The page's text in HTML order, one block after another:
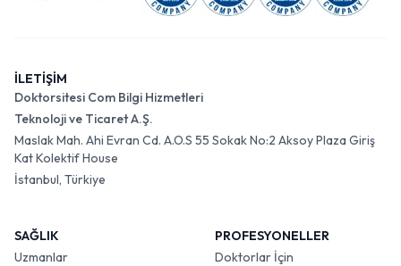
İLETİŞİM
Doktorsitesi Com Bilgi Hizmetleri
Teknoloji ve Ticaret A.Ş.
Maslak Mah. Ahi Evran Cd. A.O.S 55 Sokak No:2 Aksoy Plaza Giriş
Kat Kolektif House
İstanbul, Türkiye
SAĞLIK
Uzmanlar
PROFESYONELLER
Doktorlar İçin